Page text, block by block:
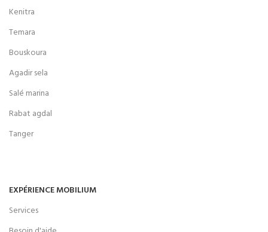
Kenitra
Temara
Bouskoura
Agadir sela
Salé marina
Rabat agdal
Tanger
EXPÉRIENCE MOBILIUM
Services